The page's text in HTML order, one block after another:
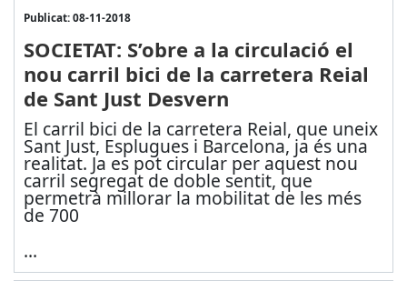
Publicat: 08-11-2018
SOCIETAT: S’obre a la circulació el
nou carril bici de la carretera Reial
de Sant Just Desvern
El carril bici de la carretera Reial, que uneix
Sant Just, Esplugues i Barcelona, ja és una
realitat. Ja es pot circular per aquest nou
carril segregat de doble sentit, que
permetrà millorar la mobilitat de les més
de 700
...